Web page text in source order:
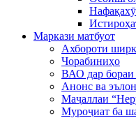
Маркази матбуот
Ахбороти
Чорабиниҳо
ВАО дар
Анонс ва
Маҷаллаи
Муроҷиат ба